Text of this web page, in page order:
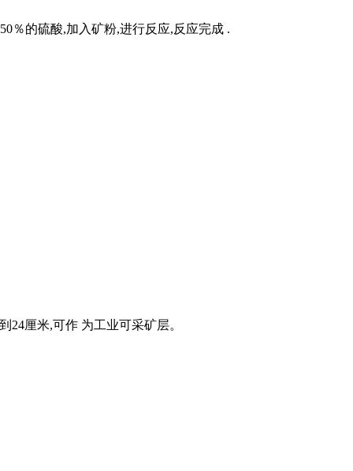
％的硫酸,加入矿粉,进行反应,反应完成 .
厘米,可作 为工业可采矿层。